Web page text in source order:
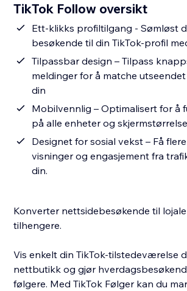
TikTok Follow oversikt
Ett-klikks profiltilgang - Sømløst
besøkende til din TikTok-profil
Tilpassbar design – Tilpass
meldinger for å matche
din
Mobilvennlig – Optimalisert for å
på alle enheter og
Designet for sosial vekst – Få
visninger og engasjement fra
din.
Konverter nettsidebesøkende til lojale
tilhengere.
Vis enkelt din TikTok-tilstedeværelse
nettbutikk og gjør
følgere. Med TikTok Følger kan du